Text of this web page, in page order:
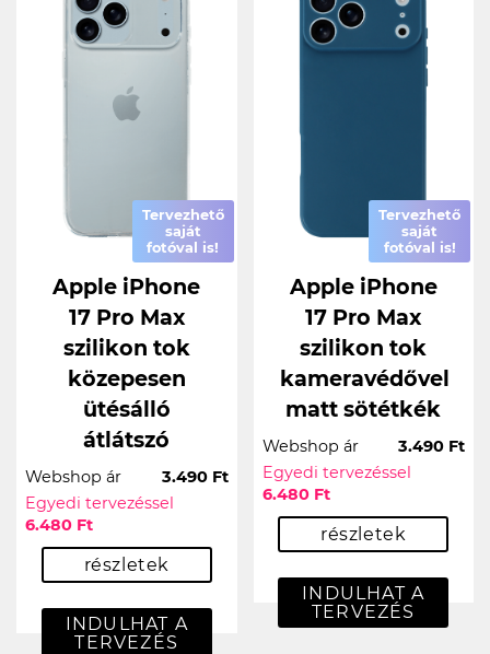
Tervezhető
saját
fotóval is!
Apple iPhone
17 Pro Max
szilikon tok
közepesen
ütésálló
átlátszó
Webshop ár
3.490 Ft
Egyedi tervezéssel
6.480 Ft
részletek
INDULHAT A
TERVEZÉS
Tervezhető
saját
fotóval is!
Apple iPhone
17 Pro Max
szilikon tok
kameravédővel
matt sötétkék
Webshop ár
3.490 Ft
Egyedi tervezéssel
6.480 Ft
részletek
INDULHAT A
TERVEZÉS